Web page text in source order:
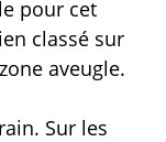
pour cet
classé sur
aveugle.
Sur les